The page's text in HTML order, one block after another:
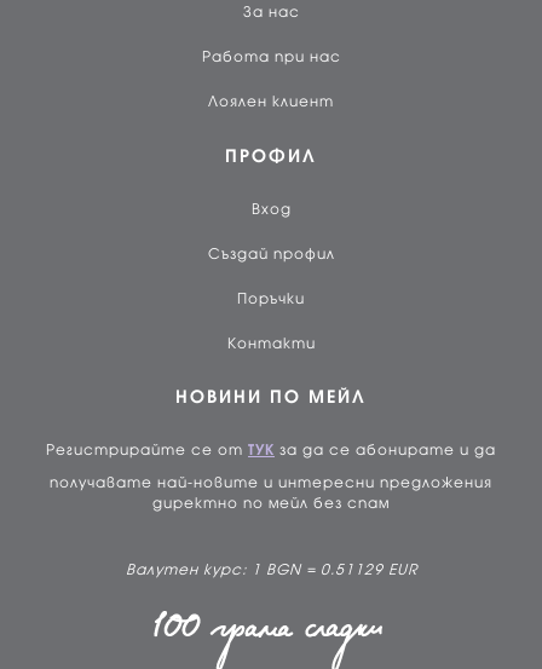
За нас
Работа при нас
Лоялен клиент
ПРОФИЛ
Вход
Създай профил
Поръчки
Контакти
НОВИНИ ПО МЕЙЛ
Регистрирайте се от ТУК за да се абонирате и да
получавате най-новите и интересни предложения
директно по мейл без спам
Валутен курс: 1 BGN = 0.51129 EUR